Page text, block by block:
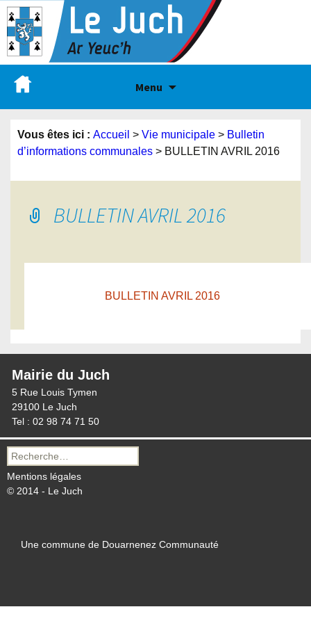
Menu
Vous êtes ici : Accueil > Vie municipale > Bulletin
d’informations communales > BULLETIN AVRIL 2016
BULLETIN AVRIL 2016
BULLETIN AVRIL 2016
Mairie du Juch
5 Rue Louis Tymen
29100 Le Juch
Tel : 02 98 74 71 50
Recherche
pour :
Mentions légales
© 2014 - Le Juch
Une commune de Douarnenez Communauté